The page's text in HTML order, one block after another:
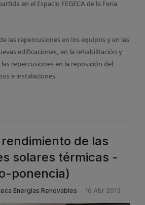
en el Espacio FEGECA de la Feria
las repercusiones en los equipos y en las
edificaciones, en la rehabilitación y
repercusiones en la reposición del
e instalaciones
de las
solares térmicas -
ponencia)
Energías Renovables 16 Abr 2013